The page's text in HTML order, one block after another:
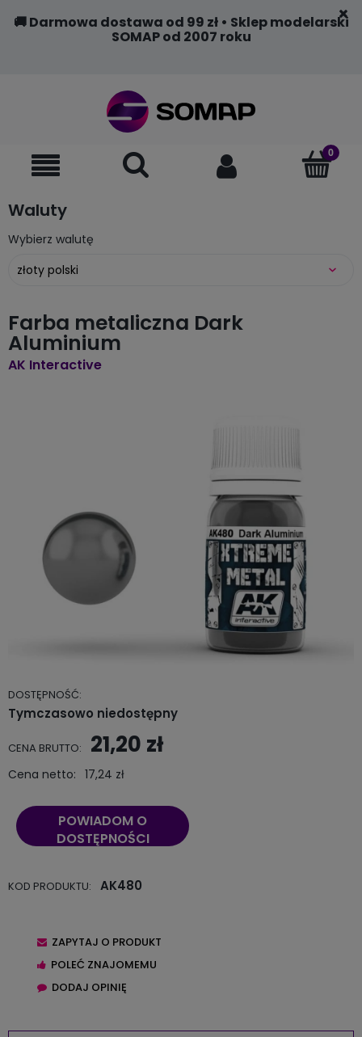
🚚 Darmowa dostawa od 99 zł • Sklep modelarski
SOMAP od 2007 roku
Waluty
Wybierz walutę
Farba metaliczna Dark
Aluminium
AK Interactive
DOSTĘPNOŚĆ:
Tymczasowo niedostępny
CENA BRUTTO: 21,20 zł
Cena netto: 17,24 zł
POWIADOM O
DOSTĘPNOŚCI
KOD PRODUKTU: AK480
ZAPYTAJ O PRODUKT
POLEĆ ZNAJOMEMU
DODAJ OPINIĘ